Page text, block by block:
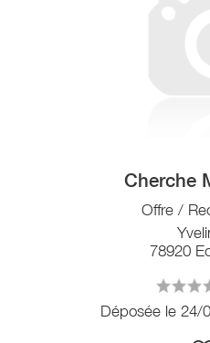
Cherche
Offre /
78920
Déposée le 24/